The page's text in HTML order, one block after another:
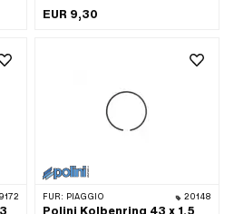
Flankensicherung (FS) · Dicke
EUR 9,30
FÜR: PIAGGIO 20148